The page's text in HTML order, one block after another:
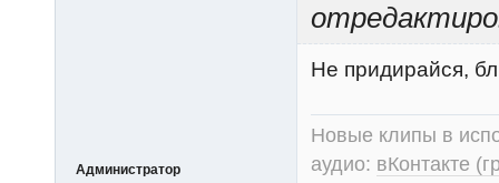
Администратор
Не придирайся,
Новые клипы в
аудио: вКонтакте